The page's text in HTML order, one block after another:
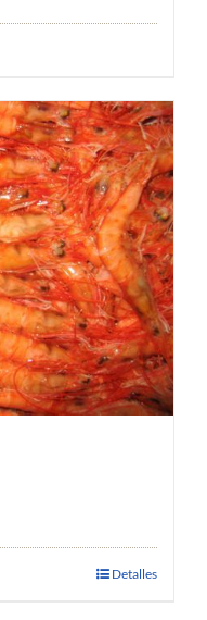
Detalles